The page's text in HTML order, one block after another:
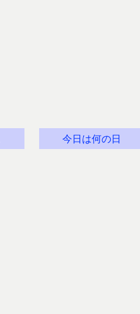
今日は何の日